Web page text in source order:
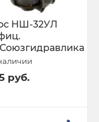
НШ-32УЛ
руб.